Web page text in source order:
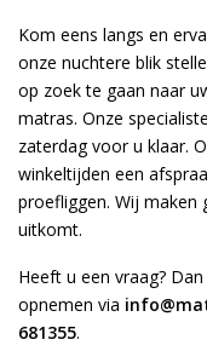
Kom eens langs en
onze nuchtere blik
op zoek te gaan naar
matras. Onze
zaterdag voor u klaar.
winkeltijden een
proefliggen. Wij maken
uitkomt.
Heeft u een vraag?
opnemen via
681355.